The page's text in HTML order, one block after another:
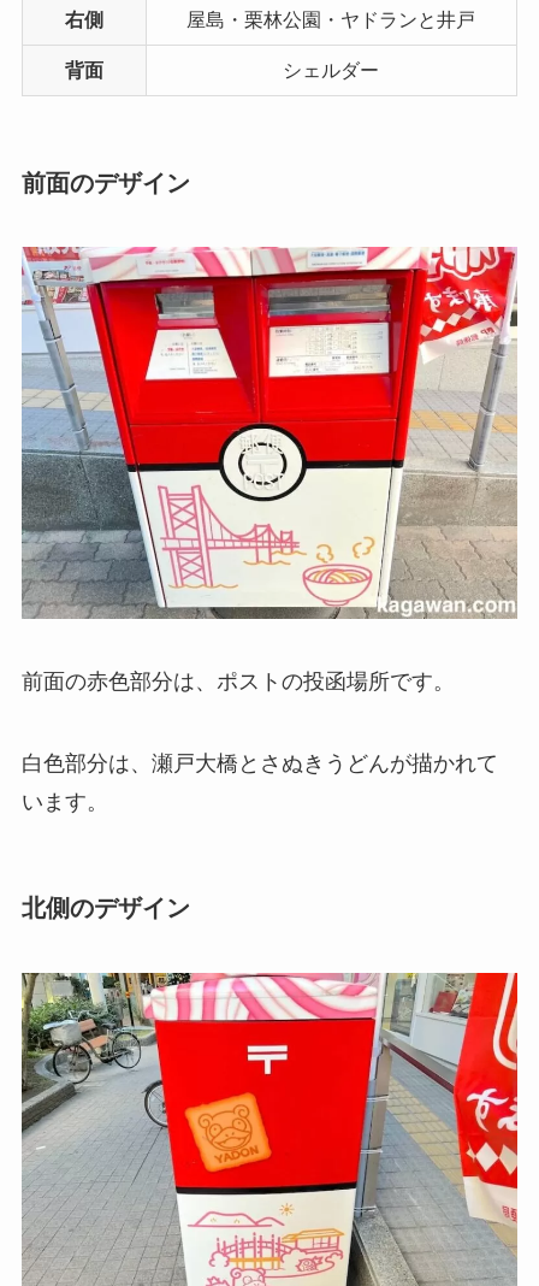
右側 屋島・栗林公園・ヤドランと井戸
背面 シェルダー
前面のデザイン
前面の赤色部分は、ポストの投函場所です。
白色部分は、瀬戸大橋とさぬきうどんが描かれて
います。
北側のデザイン